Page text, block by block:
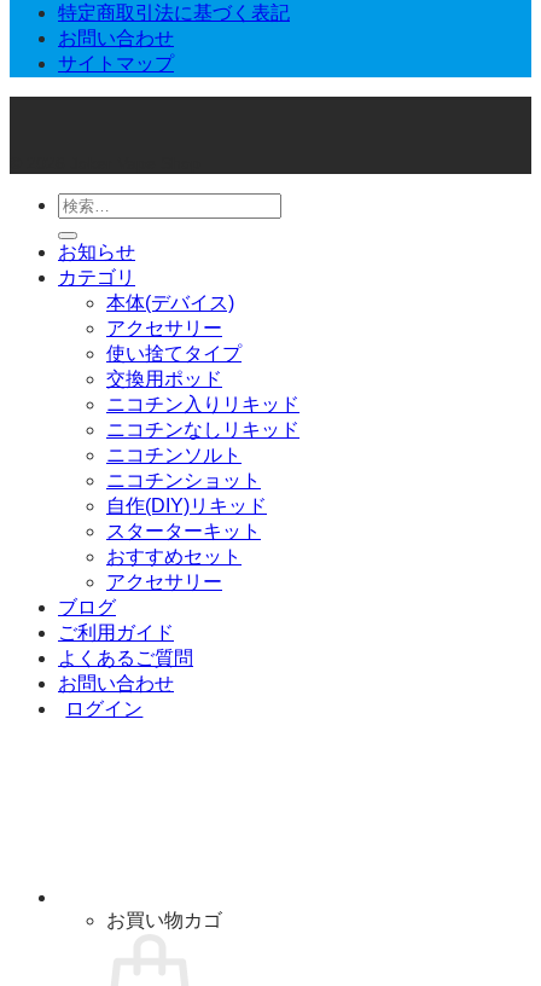
特定商取引法に基づく表記
お問い合わせ
サイトマップ
検
索
対
象:
お知らせ
カテゴリ
本体(デバイス)
アクセサリー
使い捨てタイプ
交換用ポッド
ニコチン入りリキッド
ニコチンなしリキッド
ニコチンソルト
ニコチンショット
自作(DIY)リキッド
スターターキット
おすすめセット
アクセサリー
ブログ
ご利用ガイド
よくあるご質問
お問い合わせ
ログイン
お買い物カゴ